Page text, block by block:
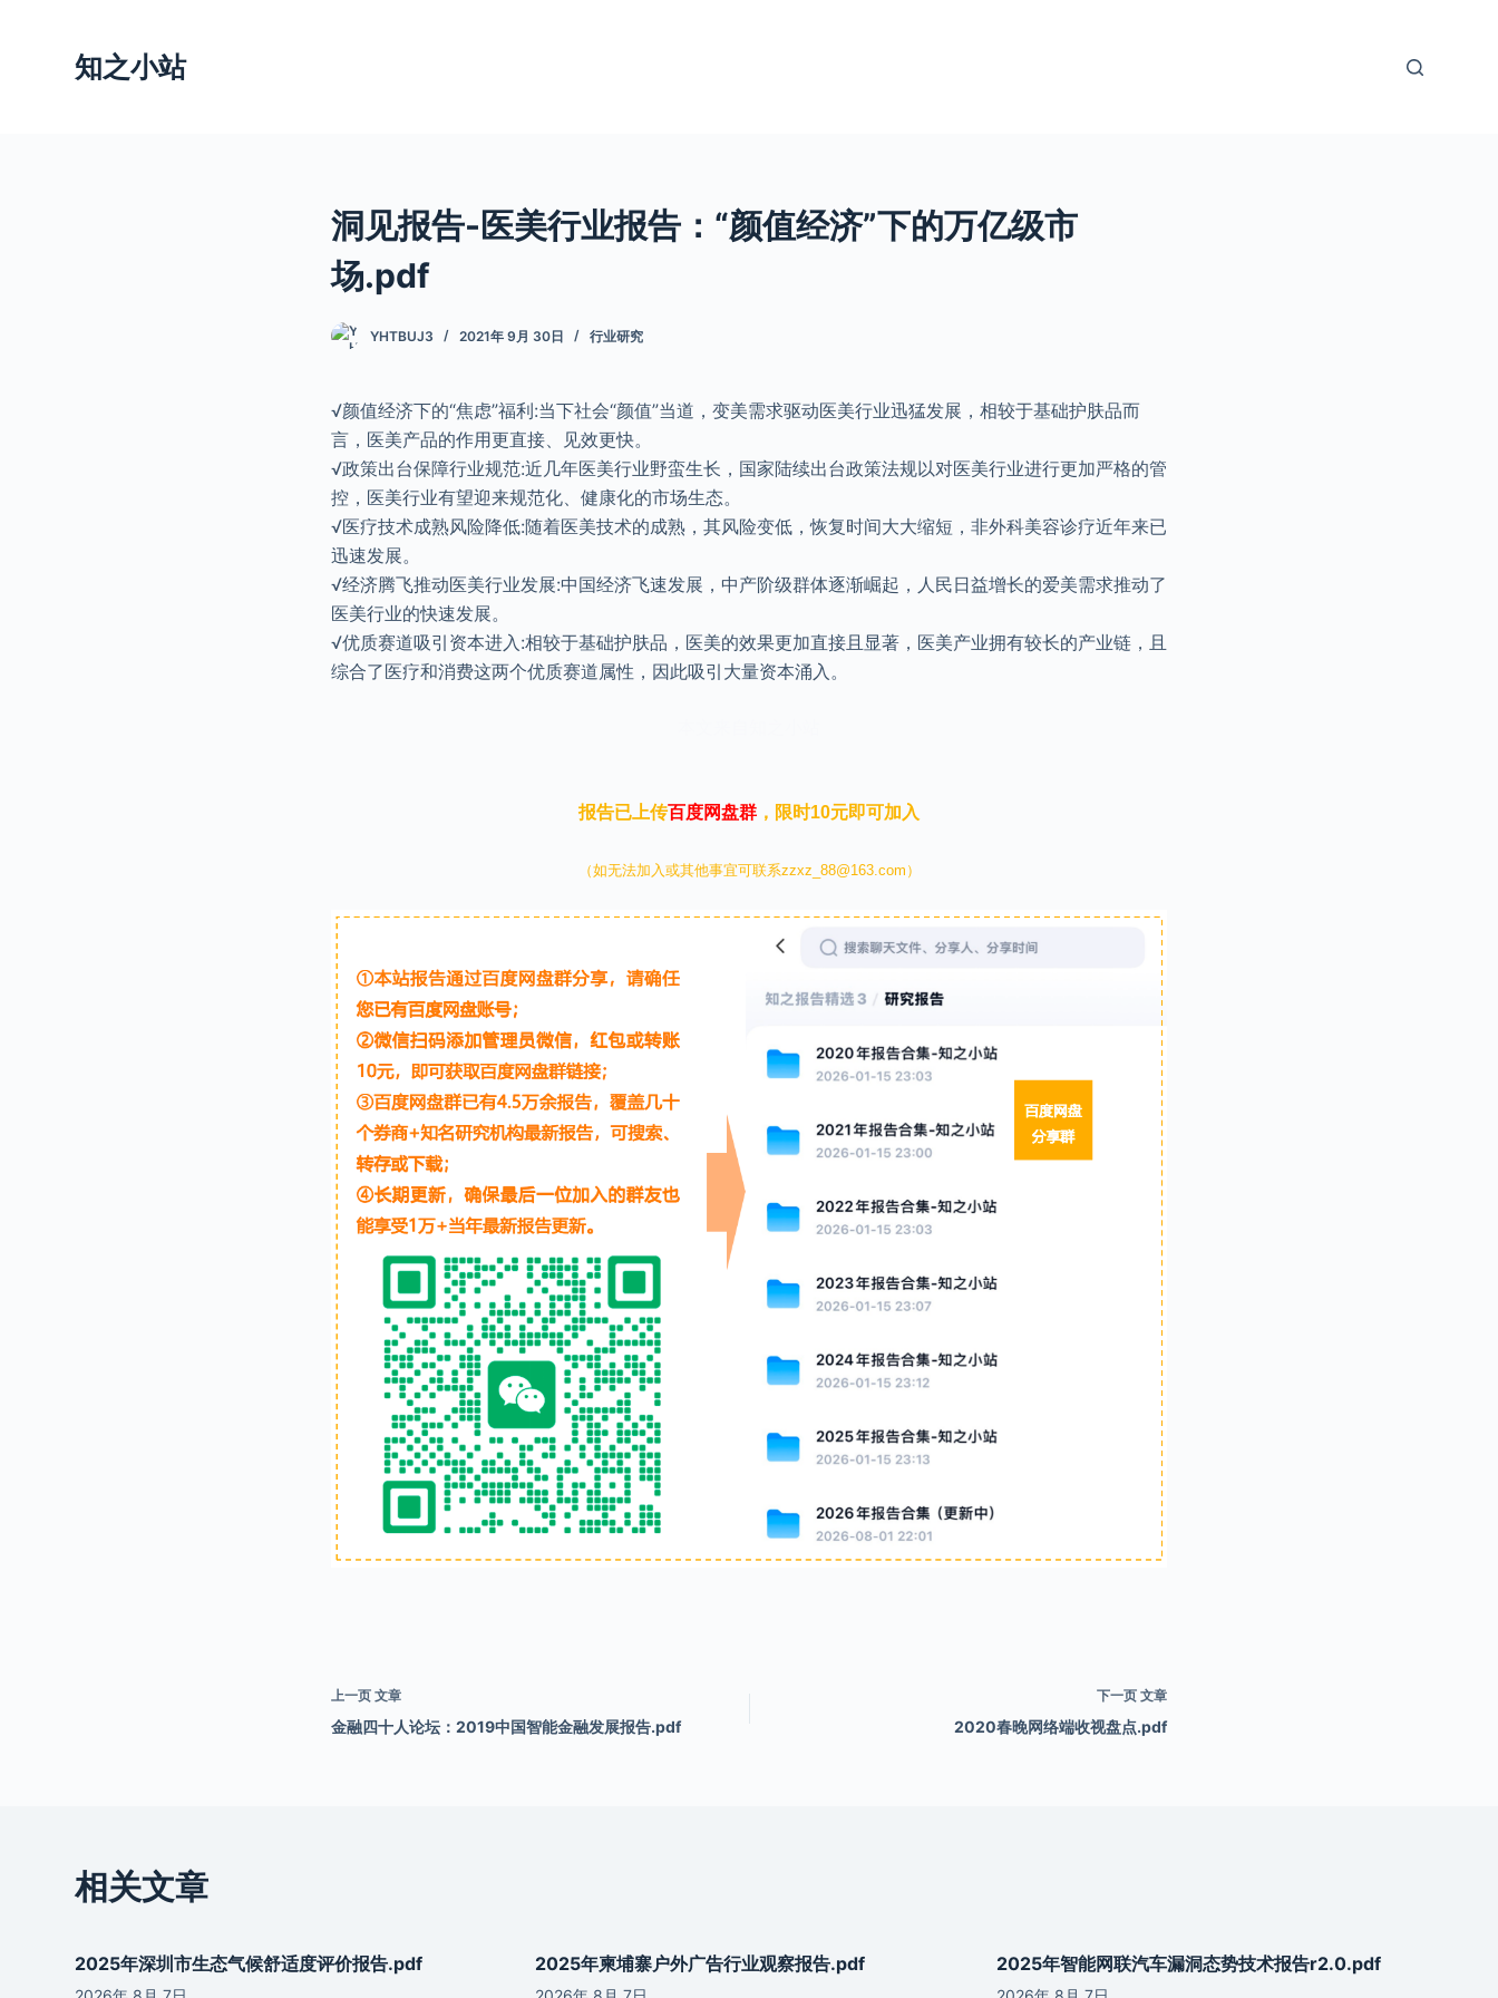
知之小站
洞见报告-医美行业报告：“颜值经济”下的万亿级市
场.pdf
YHTBUJ3 2021年 9月 30日 行业研究
√颜值经济下的“焦虑”福利:当下社会“颜值”当道，变美需求驱动医美行业迅猛发展，相较于基础护肤品而
言，医美产品的作用更直接、见效更快。
√政策出台保障行业规范:近几年医美行业野蛮生长，国家陆续出台政策法规以对医美行业进行更加严格的管
控，医美行业有望迎来规范化、健康化的市场生态。
√医疗技术成熟风险降低:随着医美技术的成熟，其风险变低，恢复时间大大缩短，非外科美容诊疗近年来已
迅速发展。
√经济腾飞推动医美行业发展:中国经济飞速发展，中产阶级群体逐渐崛起，人民日益增长的爱美需求推动了
医美行业的快速发展。
√优质赛道吸引资本进入:相较于基础护肤品，医美的效果更加直接且显著，医美产业拥有较长的产业链，且
综合了医疗和消费这两个优质赛道属性，因此吸引大量资本涌入。
报告已上传百度网盘群 ，限时10元即可加入
（如无法加入或其他事宜可联系zzxz_88@163.com）
上一页 文章
金融四十人论坛：2019中国智能金融发展报告.pdf
下一页 文章
2020春晚网络端收视盘点.pdf
相关文章
2025年深圳市生态气候舒适度评价报告.pdf 2025年柬埔寨户外广告行业观察报告.pdf 2025年智能网联汽车漏洞态势技术报告r2.0.pdf